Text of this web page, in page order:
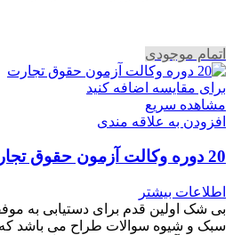
اتمام موجودی
برای مقایسه اضافه کنید
مشاهده سریع
افزودن به علاقه مندی
20 دوره وکالت آزمون حقوق تجارت – چتردانش
اطلاعات بیشتر
بی شک اولین قدم برای دستیابی به
سبک و شیوه سوالات طراح می باشد که